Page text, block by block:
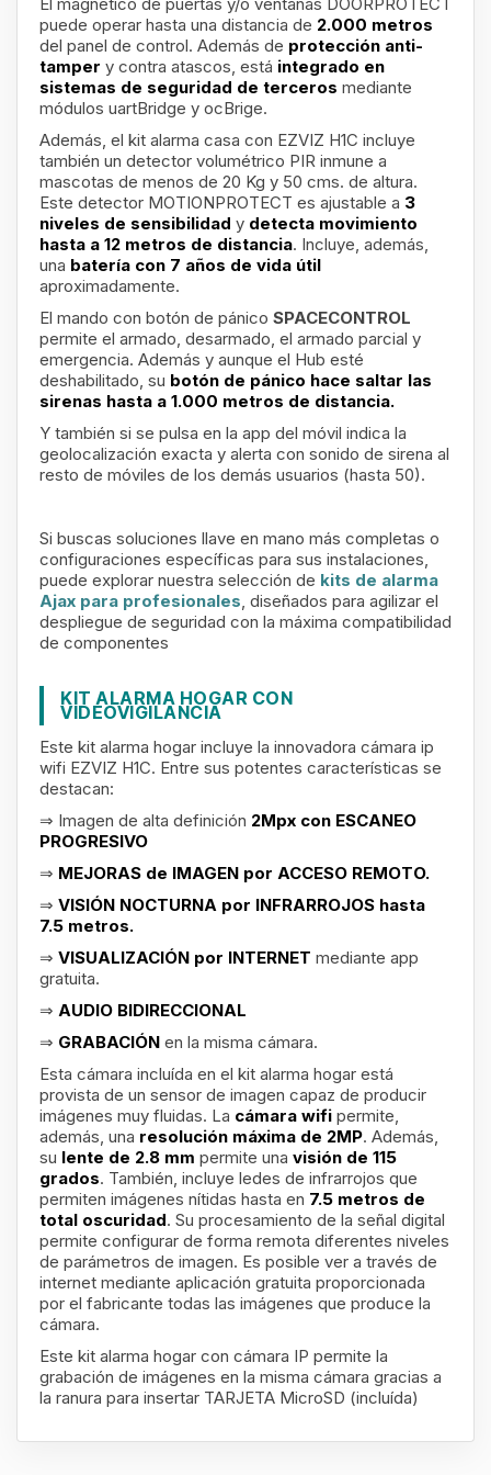
puede operar hasta una distancia de 2.000 metros
del panel de control. Además de protección anti-
tamper y contra atascos, está integrado en
sistemas de seguridad de terceros mediante
módulos uartBridge y ocBrige.
Además, el kit alarma casa con EZVIZ H1C incluye
también un detector volumétrico PIR inmune a
mascotas de menos de 20 Kg y 50 cms. de altura.
Este detector MOTIONPROTECT es ajustable a 3
niveles de sensibilidad y detecta movimiento
hasta a 12 metros de distancia. Incluye, además,
una batería con 7 años de vida útil
aproximadamente.
El mando con botón de pánico SPACECONTROL
permite el armado, desarmado, el armado parcial y
emergencia. Además y aunque el Hub esté
deshabilitado, su botón de pánico hace saltar las
sirenas hasta a 1.000 metros de distancia.
Y también si se pulsa en la app del móvil indica la
geolocalización exacta y alerta con sonido de sirena al
resto de móviles de los demás usuarios (hasta 50).
Si buscas soluciones llave en mano más completas o
configuraciones específicas para sus instalaciones,
puede explorar nuestra selección de kits de alarma
Ajax para profesionales, diseñados para agilizar el
despliegue de seguridad con la máxima compatibilidad
de componentes
KIT ALARMA HOGAR CON
VIDEOVIGILANCIA
Este kit alarma hogar incluye la innovadora cámara ip
wifi EZVIZ H1C. Entre sus potentes características se
destacan:
⇒ Imagen de alta definición 2Mpx con ESCANEO
PROGRESIVO
⇒ MEJORAS de IMAGEN por ACCESO REMOTO.
⇒ VISIÓN NOCTURNA por INFRARROJOS hasta
7.5 metros.
⇒ VISUALIZACIÓN por INTERNET mediante app
gratuita.
⇒ AUDIO BIDIRECCIONAL
⇒ GRABACIÓN en la misma cámara.
Esta cámara incluída en el kit alarma hogar está
provista de un sensor de imagen capaz de producir
imágenes muy fluidas. La cámara wifi permite,
además, una resolución máxima de 2MP. Además,
su lente de 2.8 mm permite una visión de 115
grados. También, incluye ledes de infrarrojos que
permiten imágenes nítidas hasta en 7.5 metros de
total oscuridad. Su procesamiento de la señal digital
permite configurar de forma remota diferentes niveles
de parámetros de imagen. Es posible ver a través de
internet mediante aplicación gratuita proporcionada
por el fabricante todas las imágenes que produce la
cámara.
Este kit alarma hogar con cámara IP permite la
grabación de imágenes en la misma cámara gracias a
la ranura para insertar TARJETA MicroSD (incluída)